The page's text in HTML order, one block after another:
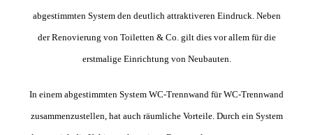
abgestimmten System den deutlich attraktiveren Eindruck. Neben
der Renovierung von Toiletten & Co. gilt dies vor allem für die
erstmalige Einrichtung von Neubauten.
In einem abgestimmten System WC-Trennwand für WC-Trennwand
zusammenzustellen, hat auch räumliche Vorteile. Durch ein System